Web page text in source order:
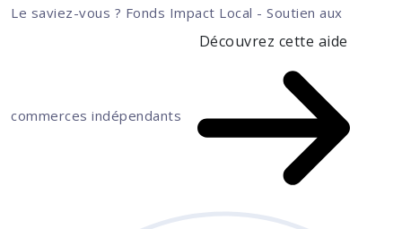
Le saviez-vous ? Fonds Impact Local - Soutien aux
commerces indépendants
Découvrez cette aide